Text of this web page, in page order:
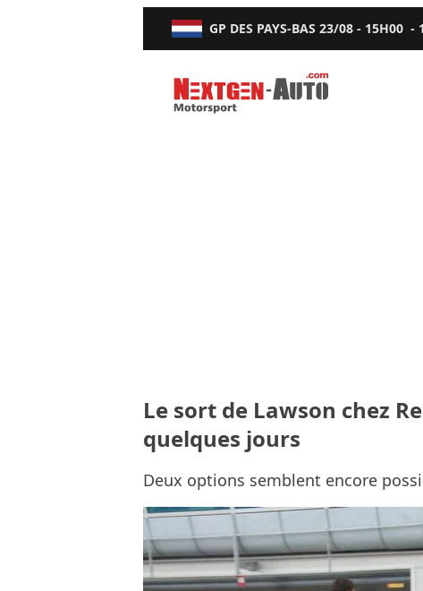
GP DES PAYS-BAS 23/08 - 15H00 -
Nextgen-Auto.com
Le sort de Lawson chez
quelques jours
Deux options semblent encore